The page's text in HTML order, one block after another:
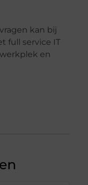
kan bij
full service IT
en